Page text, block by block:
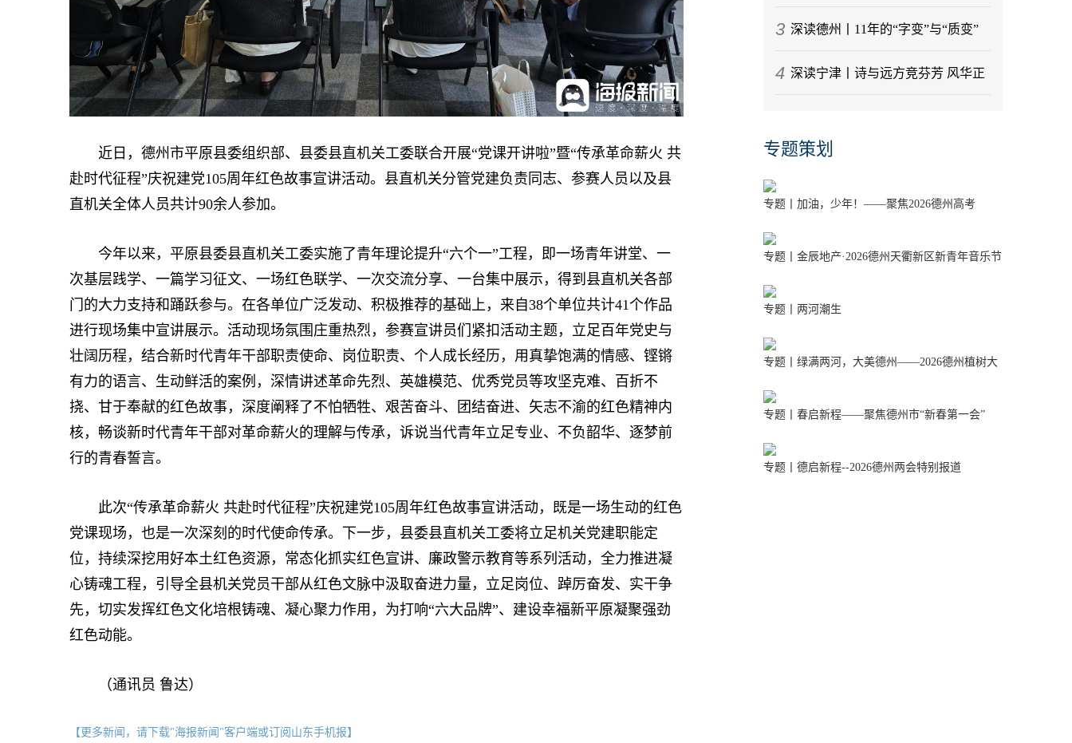
近日，德州市平原县委组织部、县委县直机关工委联合开展“党课开讲啦”暨“传承革命薪火 共
赴时代征程”庆祝建党105周年红色故事宣讲活动。县直机关分管党建负责同志、参赛人员以及县
直机关全体人员共计90余人参加。
今年以来，平原县委县直机关工委实施了青年理论提升“六个一”工程，即一场青年讲堂、一
次基层践学、一篇学习征文、一场红色联学、一次交流分享、一台集中展示，得到县直机关各部
门的大力支持和踊跃参与。在各单位广泛发动、积极推荐的基础上，来自38个单位共计41个作品
进行现场集中宣讲展示。活动现场氛围庄重热烈，参赛宣讲员们紧扣活动主题，立足百年党史与
壮阔历程，结合新时代青年干部职责使命、岗位职责、个人成长经历，用真挚饱满的情感、铿锵
有力的语言、生动鲜活的案例，深情讲述革命先烈、英雄模范、优秀党员等攻坚克难、百折不
挠、甘于奉献的红色故事，深度阐释了不怕牺牲、艰苦奋斗、团结奋进、矢志不渝的红色精神内
核，畅谈新时代青年干部对革命薪火的理解与传承，诉说当代青年立足专业、不负韶华、逐梦前
行的青春誓言。
此次“传承革命薪火 共赴时代征程”庆祝建党105周年红色故事宣讲活动，既是一场生动的红色
党课现场，也是一次深刻的时代使命传承。下一步，县委县直机关工委将立足机关党建职能定
位，持续深挖用好本土红色资源，常态化抓实红色宣讲、廉政警示教育等系列活动，全力推进凝
心铸魂工程，引导全县机关党员干部从红色文脉中汲取奋进力量，立足岗位、踔厉奋发、实干争
先，切实发挥红色文化培根铸魂、凝心聚力作用，为打响“六大品牌”、建设幸福新平原凝聚强劲
红色动能。
（通讯员 鲁达）
【更多新闻，请下载"海报新闻"客户端或订阅山东手机报】
任务最重！德州市重大交通基础设施
项目刷新“进度条”
3 深读德州丨11年的“字变”与“质变”
德州天衢新区新一代信息技术产业筑
4 深读宁津丨诗与远方竞芬芳 风华正
专题策划
专题丨加油，少年！——聚焦2026德州高考
专题丨金辰地产·2026德州天衢新区新青年音乐节
专题丨两河潮生
专题丨绿满两河，大美德州——2026德州植树大
专题丨春启新程——聚焦德州市“新春第一会”
专题丨德启新程--2026德州两会特别报道